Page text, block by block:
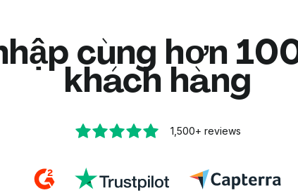
cùng hơn
khách hàng
1,500+ reviews